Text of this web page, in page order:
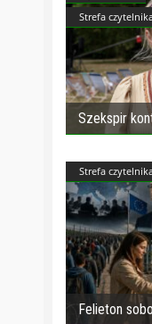
Strefa
Szekspir
Strefa
Felieton